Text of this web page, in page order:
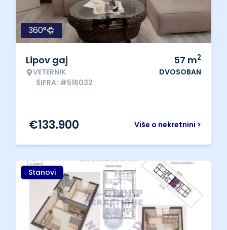
360°
Lipov gaj
VETERNIK
ŠIFRA: #516032
57 m2
DVOSOBAN
Više o nekretnini >
€133.900
Stanovi